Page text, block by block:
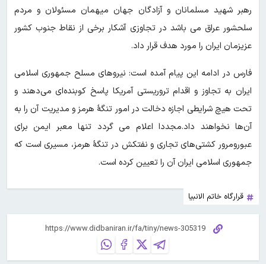
رهبر شهید مسلمانان و آزادگان جهان میهمان مسئولان و مردم
سلحشور عراق می باشد در تجاوزی آشکار برخی از نقاط جنوب کشور
عزیزمان ایران را مورد هدف قرار داد.
فارس در ادامه این پیام آمده است: نیروهای مسلح جمهوری اسلامی
ایران به تجاوز و اقدام تروریستی آمریکا پاسخ کوبنده‌ای می‌دهند و
تحت هیچ شرایطی اجازه دخالت در امور تنگۀ هرمز و مدیریت آن را به
آن‌ها نخواهند داد.مجددا اعلام می گردد تنها معبر ایمن برای
عبورومرور کشتی‌های تجاری و نفتکش در تنگۀ هرمز، مسیری است که
جمهوری اسلامی ایران آن را تعیین کرده است.
قرارگاه خاتم الانبیا